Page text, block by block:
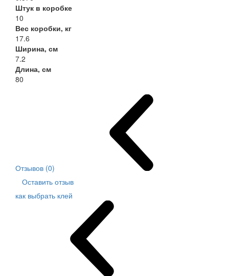
Штук в коробке
10
Вес коробки, кг
17.6
Ширина, см
7.2
Длина, см
80
Отзывов (0)
Оставить отзыв
как выбрать клей